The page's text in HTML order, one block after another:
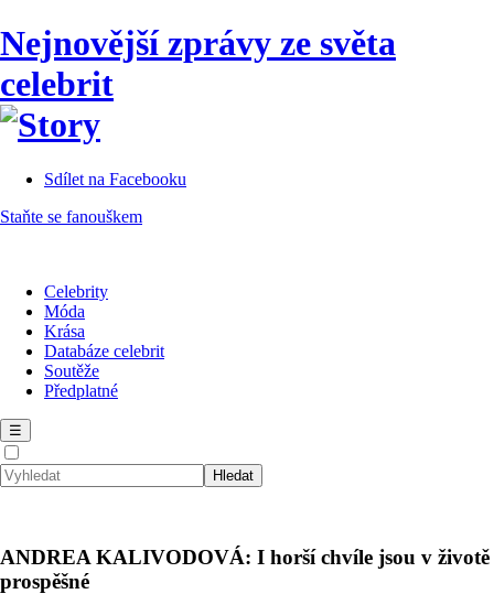
Nejnovější zprávy ze světa
celebrit
Sdílet na Facebooku
Staňte se fanouškem
Celebrity
Móda
Krása
Databáze celebrit
Soutěže
Předplatné
☰
ANDREA KALIVODOVÁ: I horší chvíle jsou v životě
prospěšné